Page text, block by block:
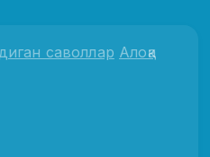
саволлар Алоқа